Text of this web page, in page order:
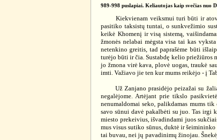
989-998 puslapiai. Keliautojas kaip svečias nuo
Kiekvienam veiksmui turi būti ir
pasitiko taksistų tuntai, o sunkvežimio
keikė Khomenį ir visą sistemą,
žmonės nelabai mėgsta visa tai kas
netenkino greitis, tad paprašėme būti
turėjo būti ir čia. Sustabdę kelio priežiūros
jo žmona virė kava, plovė uogas, traukė
imti. Važiavo jie ten kur mums reikėjo - į
Už Zanjano prasidėjo peizažai su
negalėjome. Artėjant prie tikslo
nenumaldomai seko, palikdamas mums
savo sūnui davė pakalbėti su juo. Tas irgi
miesto prekeivius, išvadindami juos
mus visus sutiko sūnus, duktė ir
tai buvau, nei jų pavadinimų žinojau.